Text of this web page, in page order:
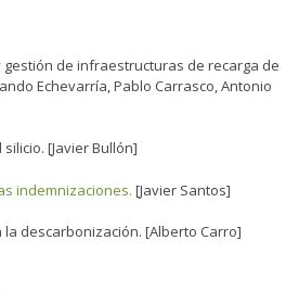
de infraestructuras de recarga de
Echevarría, Pablo Carrasco, Antonio
[Javier Bullón]
indemnizaciones. [Javier Santos]
descarbonización. [Alberto Carro]